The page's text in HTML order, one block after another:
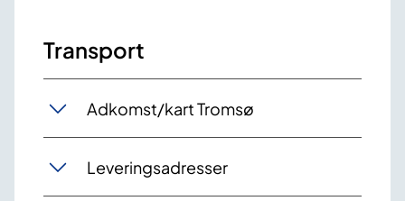
Transport
Adkomst/kart Tromsø
Leveringsadresser